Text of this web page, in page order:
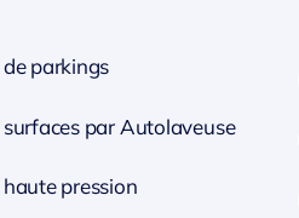
parkings
par Autolaveuse
pression